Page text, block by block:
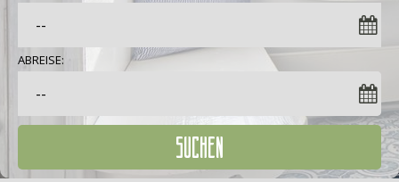
ABREISE:
SUCHEN